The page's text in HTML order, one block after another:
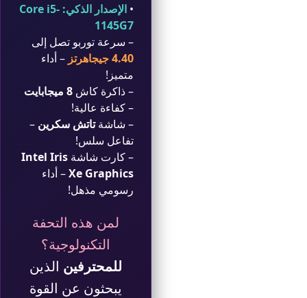
•
الإصدار الذكي: Core i5-
1145G7
– سرعة توربو تصل إلى
4.40 جيجاهرتز
– أداء
متميز!
– ذاكرة كاش 8 ميجابايت
– كفاءة عالية!
– شاشةتاتش سكرين –
تفاعل سلس!
– كارت شاشة Intel Iris
Xe Graphics– أداء
رسومي مذهل!
لمن هذه التحفة
التكنولوجية؟
للمحترفين الذين
يبحثون عن القوة